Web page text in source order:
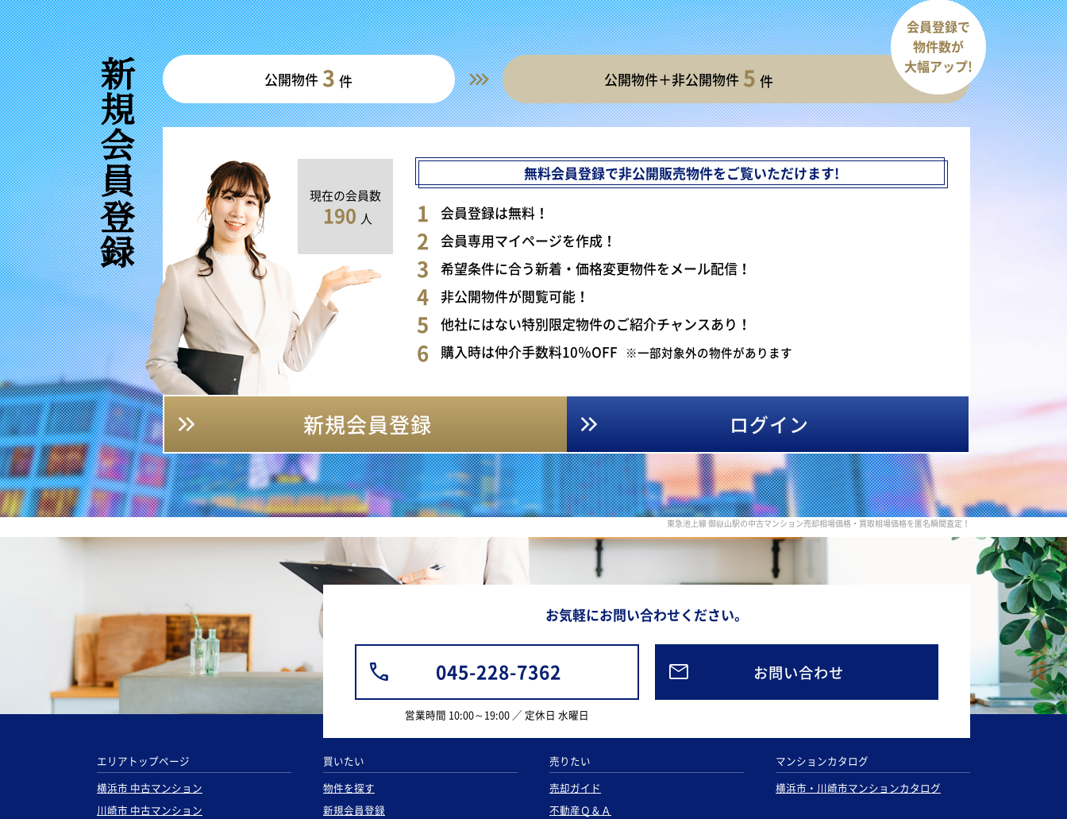
新規会員登録 公開物件 3 件 公開物件＋非公開物件 5 件
会員登録で
物件数が
大幅アップ!
現在の会員数
190 人
無料会員登録で非公開販売物件をご覧いただけます!
会員登録は無料！
会員専用マイページを作成！
希望条件に合う新着・価格変更物件をメール配信！
非公開物件が閲覧可能！
他社にはない特別限定物件のご紹介チャンスあり！
購入時は仲介手数料10％OFF ※一部対象外の物件があります
新規会員登録 ログイン
東急池上線 御嶽山駅の中古マンション売却相場価格・買取相場価格を匿名瞬間査定！
お気軽にお問い合わせください。
045-228-7362
営業時間 10:00～19:00 ／ 定休日 水曜日
お問い合わせ
エリアトップページ
横浜市 中古マンション
川崎市 中古マンション
買いたい
物件を探す
新規会員登録
売りたい
売却ガイド
不動産Ｑ＆Ａ
マンションカタログ
横浜市・川崎市マンションカタログ